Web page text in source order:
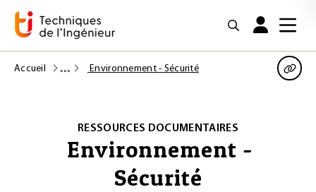
Accueil Environnement - Sécurité
RESSOURCES DOCUMENTAIRES
Environnement -
Sécurité